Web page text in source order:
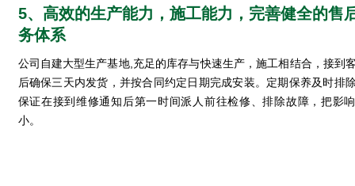
5、高效的生产能力，施工能力，完善健全的售
务体系
公司自建大型生产基地,充足的库存与快速生产，施工相结合，接到
后确保三天内发货，并按合同约定日期完成安装。定期保养及时排
保证在接到维修通知后第一时间派人前往检修、排除故障，把影
小。